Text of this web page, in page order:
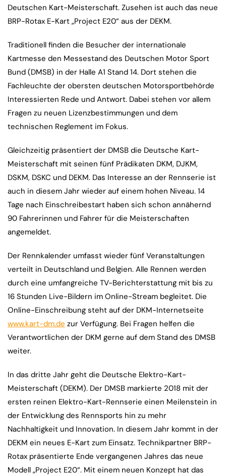
Deutschen Kart-Meisterschaft. Zusehen ist auch das neue
BRP-Rotax E-Kart „Project E20“ aus der DEKM.
Traditionell finden die Besucher der internationale
Kartmesse den Messestand des Deutschen Motor Sport
Bund (DMSB) in der Halle A1 Stand 14. Dort stehen die
Fachleuchte der obersten deutschen Motorsportbehörde
Interessierten Rede und Antwort. Dabei stehen vor allem
Fragen zu neuen Lizenzbestimmungen und dem
technischen Reglement im Fokus.
Gleichzeitig präsentiert der DMSB die Deutsche Kart-
Meisterschaft mit seinen fünf Prädikaten DKM, DJKM,
DSKM, DSKC und DEKM. Das Interesse an der Rennserie ist
auch in diesem Jahr wieder auf einem hohen Niveau. 14
Tage nach Einschreibestart haben sich schon annähernd
90 Fahrerinnen und Fahrer für die Meisterschaften
angemeldet.
Der Rennkalender umfasst wieder fünf Veranstaltungen
verteilt in Deutschland und Belgien. Alle Rennen werden
durch eine umfangreiche TV-Berichterstattung mit bis zu
16 Stunden Live-Bildern im Online-Stream begleitet. Die
Online-Einschreibung steht auf der DKM-Internetseite
www.kart-dm.de zur Verfügung. Bei Fragen helfen die
Verantwortlichen der DKM gerne auf dem Stand des DMSB
weiter.
In das dritte Jahr geht die Deutsche Elektro-Kart-
Meisterschaft (DEKM). Der DMSB markierte 2018 mit der
ersten reinen Elektro-Kart-Rennserie einen Meilenstein in
der Entwicklung des Rennsports hin zu mehr
Nachhaltigkeit und Innovation. In diesem Jahr kommt in der
DEKM ein neues E-Kart zum Einsatz. Technikpartner BRP-
Rotax präsentierte Ende vergangenen Jahres das neue
Modell „Project E20“. Mit einem neuen Konzept hat das